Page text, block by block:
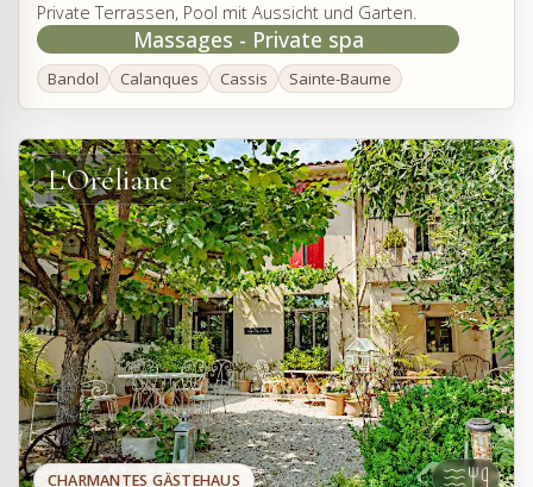
Private Terrassen, Pool mit Aussicht und Garten.
Massages - Private spa
Bandol Calanques Cassis Sainte-Baume
CHARMANTES GÄSTEHAUS
L'Oréliane